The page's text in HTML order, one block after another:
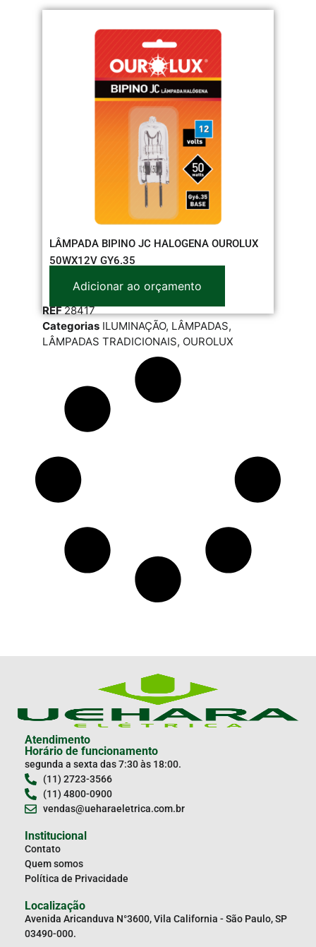
LÂMPADA BIPINO JC HALOGENA OUROLUX
50WX12V GY6.35
Adicionar ao orçamento
REF28417
Categorias ILUMINAÇÃO, LÂMPADAS,
LÂMPADAS TRADICIONAIS, OUROLUX
Atendimento
Horário de funcionamento
segunda a sexta das 7:30 às 18:00.
(11) 2723-3566
(11) 4800-0900
vendas@ueharaeletrica.com.br
Institucional
Contato
Quem somos
Política de Privacidade
Localização
Avenida Aricanduva N°3600, Vila California - São Paulo, SP
03490-000.